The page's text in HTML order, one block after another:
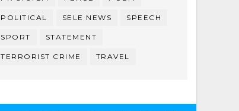
POLITICAL SELE NEWS SPEECH
SPORT STATEMENT
TERRORIST CRIME TRAVEL